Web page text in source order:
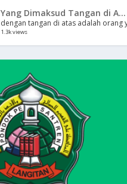
Yang Dimaksud Tangan di A...
dengan tangan di atas adalah orang
1.3k views